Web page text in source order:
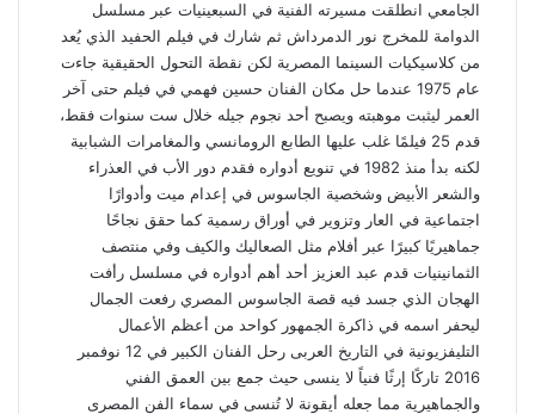
الجامعي انطلقت مسيرته الفنية في السبعينيات عبر مسلسل
الدوامة للمخرج نور الدمرداش ثم شارك في فيلم الحفيد الذي يُعد
من كلاسيكيات السينما المصرية لكن نقطة التحول الحقيقية جاءت
عام 1975 عندما حل مكان الفنان حسين فهمي في فيلم حتى آخر
العمر ليثبت موهبته ويصبح أحد نجوم جيله خلال ست سنوات فقط،
قدم 25 فيلمًا غلب عليها الطابع الرومانسي والمغامرات الشبابية
لكنه بدأ منذ 1982 في تنويع أدواره فقدم دور الأب في العذراء
والشعر الأبيض وشخصية الجاسوس في إعدام ميت وأدوارًا
اجتماعية في العار وتزوير في أوراق رسمية كما حقق نجاحًا
جماهيريًا كبيرًا عبر أفلام مثل الصعاليك والكيف وفي منتصف
الثمانينيات قدم عبد العزيز أحد أهم أدواره في مسلسل رأفت
الهجان الذي جسد فيه قصة الجاسوس المصري رفعت الجمال
ليحفر اسمه في ذاكرة الجمهور كواحد من أعظم الأعمال
التليفزيونية في التاريخ العربى رحل الفنان الكبير في 12 نوفمبر
2016 تاركًا إرثًا فنياً لا ينسى حيث جمع بين العمق الفني
والجماهيرية مما جعله أيقونة لا تُنسى في سماء الفن المصرى